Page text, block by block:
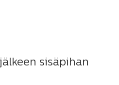
sisäpihan